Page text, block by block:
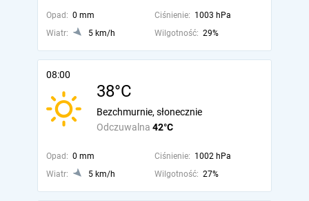
Opad: 0 mm Ciśnienie: 1003 hPa
Wiatr:
5 km/h Wilgotność: 29%
08:00
38°C
Odczuwalna 42°C
Bezchmurnie, słonecznie
Opad: 0 mm Ciśnienie: 1002 hPa
Wiatr:
5 km/h Wilgotność: 27%